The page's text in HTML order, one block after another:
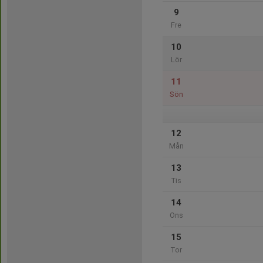
9
Fre
10
Lör
11
Sön
12
Mån
13
Tis
14
Ons
15
Tor